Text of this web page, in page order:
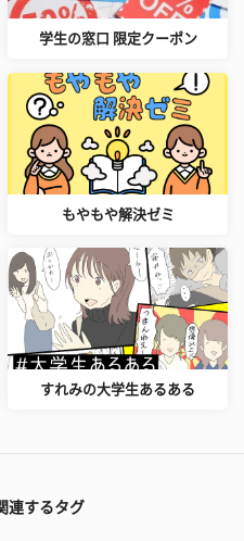
学生の窓口 限定クーポン
もやもや解決ゼミ
すれみの大学生あるある
連するタグ